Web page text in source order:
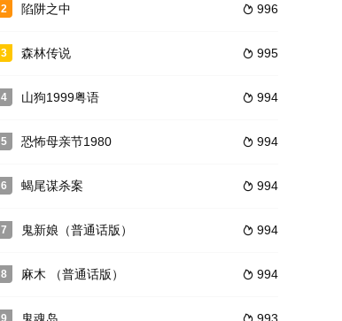
。在一连串厄运之后，他们急于实施迄今为止最大的骗局。但
好求助理容院。卷发男孩在家中醒来，为庆祝老婆怀孕而出门
2  996
陷阱之中
3  995
森林传说
4  994
山狗1999粤语
5  994
恐怖母亲节1980
6  994
蝎尾谋杀案
7  994
鬼新娘（普通话版）
8  994
麻木 （普通话版）
9